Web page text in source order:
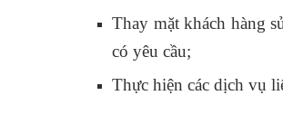
Thay mặt khách hàng
có yêu cầu;
Thực hiện các dịch vụ